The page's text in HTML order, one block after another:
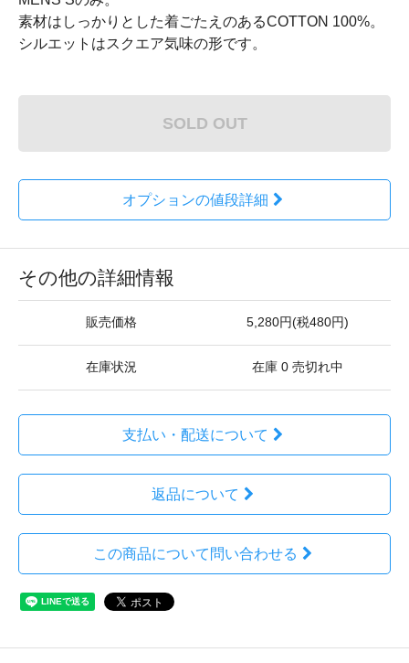
素材はしっかりとした着ごたえのあるCOTTON 100%。
シルエットはスクエア気味の形です。
SOLD OUT
オプションの値段詳細
その他の詳細情報
販売価格 5,280円(税480円)
在庫状況 在庫 0 売切れ中
支払い・配送について
返品について
この商品について問い合わせる